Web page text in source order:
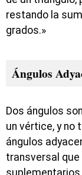
restando la
grados.»
Ángulos
Dos ángulos
un vértice, y no
ángulos
transversal